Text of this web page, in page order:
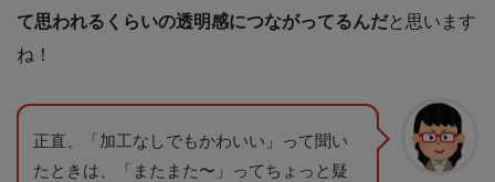
て思われるくらいの透明感につながってるんだと思います
ね！
正直、「加工なしでもかわいい」って聞い
たときは、「またまた〜」ってちょっと疑